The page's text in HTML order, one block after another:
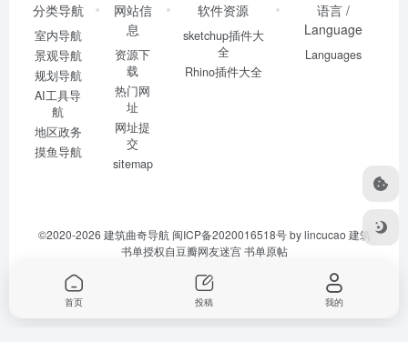
分类导航
室内导航
景观导航
规划导航
AI工具导
航
地区政务
摸鱼导航
网站信
息
资源下
载
热门网
址
网址提
交
sitemap
软件资源
sketchup插件大
全
Rhino插件大全
语言 /
Language
Languages
©2020-2026 建筑曲奇导航 闽ICP备2020016518号by lincucao 建筑
书单授权自豆瓣网友迷宫书单原帖
首页 投稿 我的